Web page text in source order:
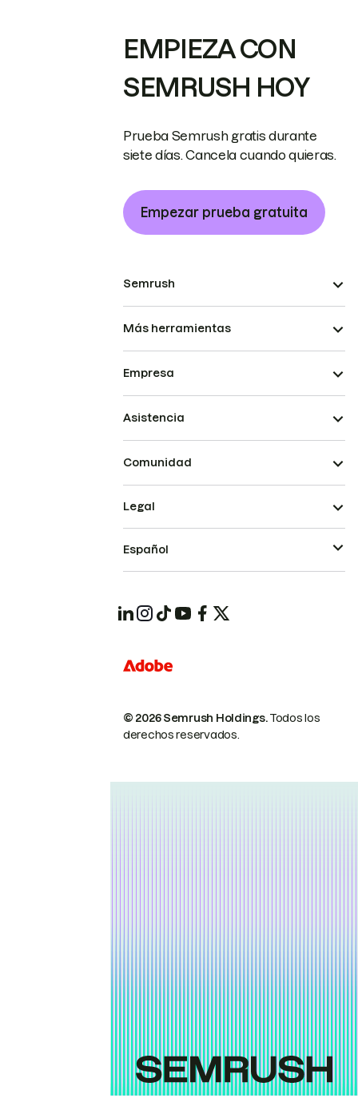
EMPIEZA CON
SEMRUSH HOY
Prueba Semrush gratis durante
siete días. Cancela cuando quieras.
Empezar prueba gratuita
Semrush
Más herramientas
Empresa
Asistencia
Comunidad
© 2026 Semrush Holdings.Todos los
derechos reservados.
Legal
Español